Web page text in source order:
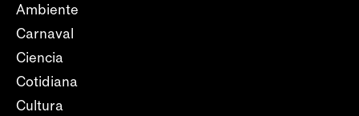
Ambiente
Carnaval
Ciencia
Cotidiana
Cultura